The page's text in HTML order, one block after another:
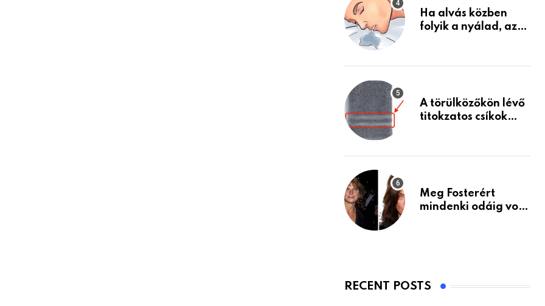
életemet
Ha alvás közben
folyik a nyálad, az
A törülközőkön lévő
titokzatos csíkok
Meg Fosterért
mindenki odáig volt
RECENT POSTS